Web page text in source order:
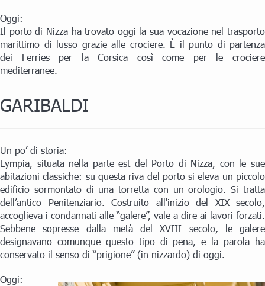
Oggi:
Il porto di Nizza ha trovato oggi la sua vocazione nel trasporto
marittimo di lusso grazie alle crociere. È il punto di partenza
dei Ferries per la Corsica così come per le crociere
mediterranee.
GARIBALDI
Un po’ di storia:
Lympia, situata nella parte est del Porto di Nizza, con le sue
abitazioni classiche: su questa riva del porto si eleva un piccolo
edificio sormontato di una torretta con un orologio. Si tratta
dell’antico Penitenziario. Costruito all'inizio del XIX secolo,
accoglieva i condannati alle “galere”, vale a dire ai lavori forzati.
Sebbene sopresse dalla metà del XVIII secolo, le galere
designavano comunque questo tipo di pena, e la parola ha
conservato il senso di “prigione” (in nizzardo) di oggi.
Oggi: